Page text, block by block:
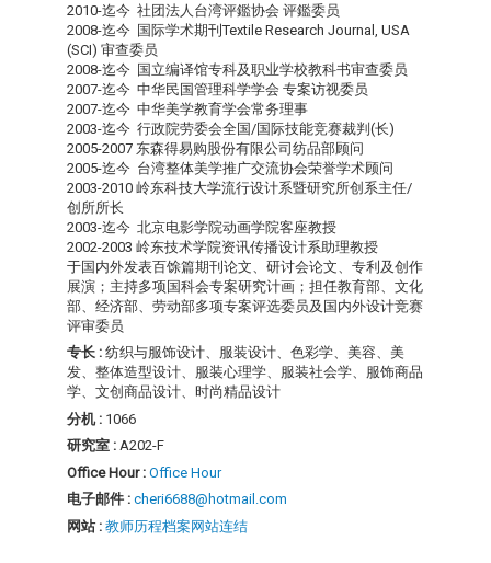
2010-迄今 社团法人台湾评鑑协会 评鑑委员
2008-迄今 国际学术期刊Textile Research Journal, USA
(SCI) 审查委员
2008-迄今 国立编译馆专科及职业学校教科书审查委员
2007-迄今 中华民国管理科学学会 专案访视委员
2007-迄今 中华美学教育学会常务理事
2003-迄今 行政院劳委会全国/国际技能竞赛裁判(长)
2005-2007 东森得易购股份有限公司纺品部顾问
2005-迄今 台湾整体美学推广交流协会荣誉学术顾问
2003-2010 岭东科技大学流行设计系暨研究所创系主任/
创所所长
2003-迄今 北京电影学院动画学院客座教授
2002-2003 岭东技术学院资讯传播设计系助理教授
于国内外发表百馀篇期刊论文、研讨会论文、专利及创作
展演；主持多项国科会专案研究计画；担任教育部、文化
部、经济部、劳动部多项专案评选委员及国内外设计竞赛
评审委员
专长 : 纺织与服饰设计、服装设计、色彩学、美容、美
发、整体造型设计、服装心理学、服装社会学、服饰商品
学、文创商品设计、时尚精品设计
分机 : 1066
研究室 : A202-F
Office Hour : Office Hour
电子邮件 : cheri6688@hotmail.com
网站 : 教师历程档案网站连结